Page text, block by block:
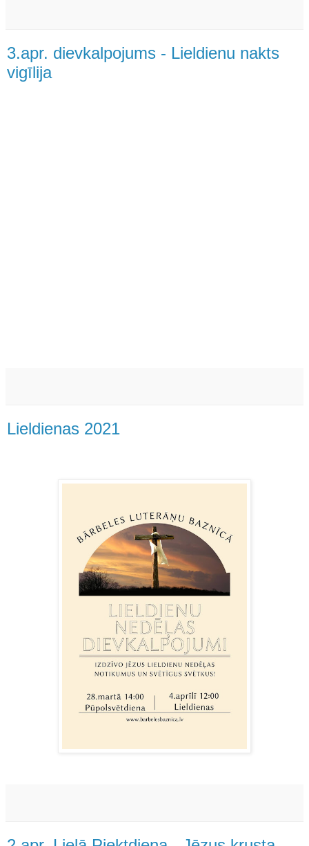
3.apr. dievkalpojums - Lieldienu nakts
vigīlija
Lieldienas 2021